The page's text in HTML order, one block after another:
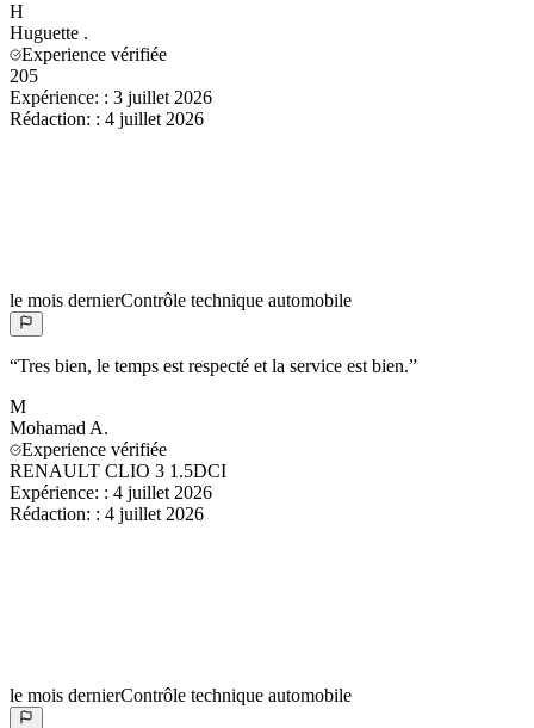
H
Huguette .
Experience vérifiée
205
Expérience: : 3 juillet 2026
Rédaction: : 4 juillet 2026
le mois dernierContrôle technique automobile
“Tres bien, le temps est respecté et la service est bien.”
M
MohamadA.
Experience vérifiée
RENAULT CLIO 3 1.5DCI
Expérience: : 4 juillet 2026
Rédaction: : 4 juillet 2026
le mois dernierContrôle technique automobile